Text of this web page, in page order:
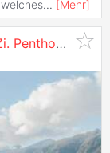
... [Mehr]
Sensationelle Panorama-Terrasse - 4-Zi. Penthouse-